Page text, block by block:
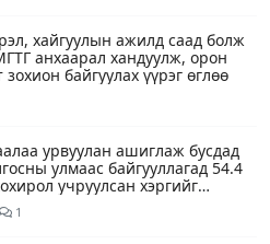
хайгуулын ажилд саад болж
анхаарал хандуулж, орон
зохион байгуулах үүрэг өглөө
урвуулан ашиглаж бусдад
улмаас байгууллагад 54.4
учруулсан хэргийг
1